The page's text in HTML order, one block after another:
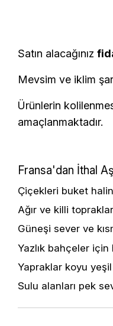
Satın alacağınız
Mevsim ve iklim
Ürünlerin
amaçlanmaktadır.
Fransa'dan İthal
Çiçekleri buket
Ağır ve killi
Güneşi sever ve
Yazlık bahçeler
Yapraklar koyu
Sulu alanları pek